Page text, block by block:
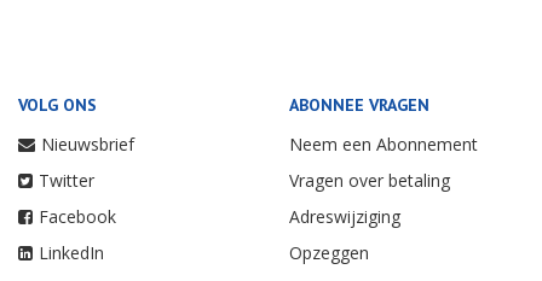
VOLG ONS
Nieuwsbrief
Twitter
Facebook
LinkedIn
ABONNEE VRAGEN
Neem een Abonnement
Vragen over betaling
Adreswijziging
Opzeggen